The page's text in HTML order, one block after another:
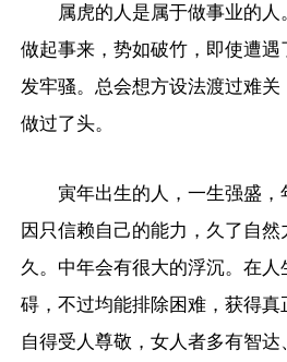
属虎的人是属于做事业的人
做起事来，势如破竹，即使遭
发牢骚。总会想方设法渡过难
做过了头。
寅年出生的人，一生强盛
因只信赖自己的能力，久了自
久。中年会有很大的浮沉。在
碍，不过均能排除困难，获得真
自得受人尊敬，女人者多有智